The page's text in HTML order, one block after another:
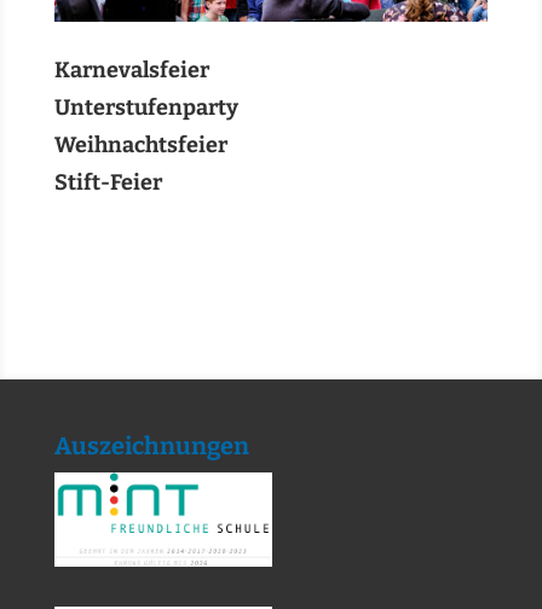
Karnevalsfeier
Unterstufenparty
Weihnachtsfeier
Stift-Feier
Auszeichnungen